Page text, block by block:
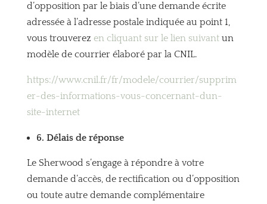
d’opposition par le biais d’une demande écrite
adressée à l’adresse postale indiquée au point 1,
vous trouverez en cliquant sur le lien suivantun
modèle de courrier élaboré par la CNIL.
https://www.cnil.fr/fr/modele/courrier/supprim
er-des-informations-vous-concernant-dun-
site-internet
6. Délais de réponse
Le Sherwood s’engage à répondre à votre
demande d’accès, de rectification ou d’opposition
ou toute autre demande complémentaire